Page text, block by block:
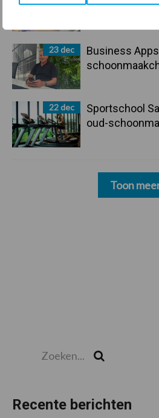
vrienden voor
23 dec
Business
22 dec
Sportschool
oud-
Toon
Recente berichten